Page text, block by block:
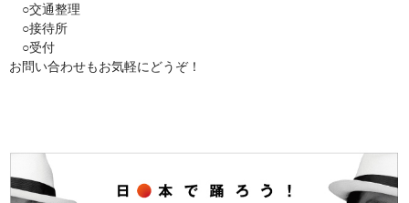
○交通整理
○接待所
○受付
お問い合わせもお気軽にどうぞ！